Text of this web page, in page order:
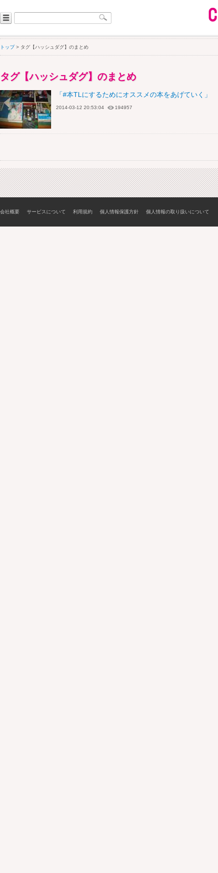
トップ> タグ【ハッシュダグ】のまとめ
タグ【ハッシュダグ】のまとめ
「#本TLにするためにオススメの本をあげていく」
2014-03-12 20:53:04 194957
会社概要 サービスについて 利用規約 個人情報保護方針 個人情報の取り扱いについて